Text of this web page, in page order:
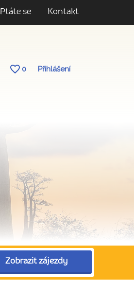
Ptáte se Kontakt
0 Přihlášení
Zobrazit zájezdy